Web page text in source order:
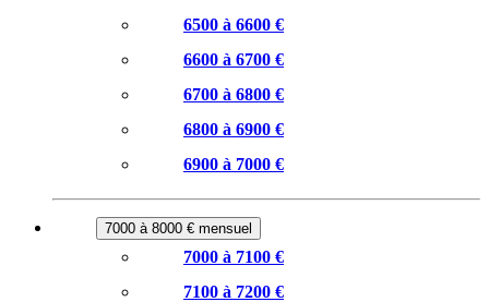
6500 à 6600 €
6600 à 6700 €
6700 à 6800 €
6800 à 6900 €
6900 à 7000 €
7000 à 8000 € mensuel
7000 à 7100 €
7100 à 7200 €